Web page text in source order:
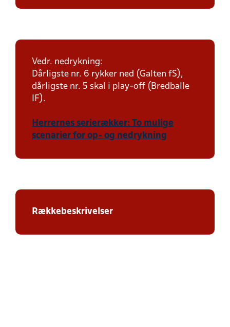
Vedr. nedrykning:
Dårligste nr. 6 rykker ned (Galten fS),
dårligste nr. 5 skal i play-off (Bredballe
IF).
Herrernes serierækker: To mulige
scenarier for op- og nedrykning
Rækkebeskrivelser